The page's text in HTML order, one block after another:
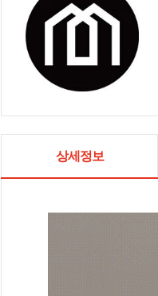
상세정보